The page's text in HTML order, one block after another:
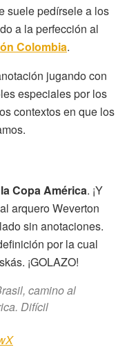
suele pedírsele a los
a la perfección al
Colombia.
jugando con
especiales por los
contextos en que los
Copa América. ¡Y
arquero Weverton
sin anotaciones.
por la cual
¡GOLAZO!
camino al
Difícil